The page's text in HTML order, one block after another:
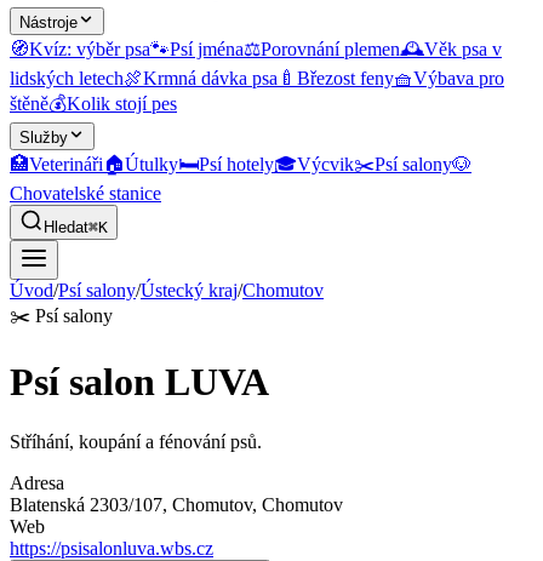
Nástroje
🧭Kvíz: výběr psa🐾Psí jména⚖️Porovnání plemen🕰️Věk psa v
lidských letech🍖Krmná dávka psa 🍼 Březost feny🧺Výbava pro
štěně💰Kolik stojí pes
Služby
🏥Veterináři🏠Útulky🛏️Psí hotely🎓Výcvik✂️Psí salony🐶
Chovatelské stanice
Hledat⌘K
Úvod/Psí salony/Ústecký kraj/Chomutov
✂️ Psí salony
Psí salon LUVA
Stříhání, koupání a fénování psů.
Adresa
Blatenská 2303/107, Chomutov, Chomutov
Web
https://psisalonluva.wbs.cz